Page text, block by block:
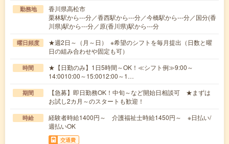
勤務地
香川県高松市
栗林駅から---分／香西駅から---分／今橋駅から---分／国分(香
川県)駅から---分／原(香川県)駅から---分
曜日頻度
★週2日～（月～日） ※希望のシフトを毎月提出（日数と曜
日の組み合わせや固定も可）
時間
★【日勤のみ】1日5時間～OK！≪シフト例≫9:00～
14:0010:00～15:0012:00～1…
期間
【急募】即日勤務OK！中旬～など開始日相談可 ★まずは
お試し2カ月～のスタートも歓迎！
時給
経験者時給1400円～ 介護福祉士時給1450円～ ※日払い/
週払いOK
交通費